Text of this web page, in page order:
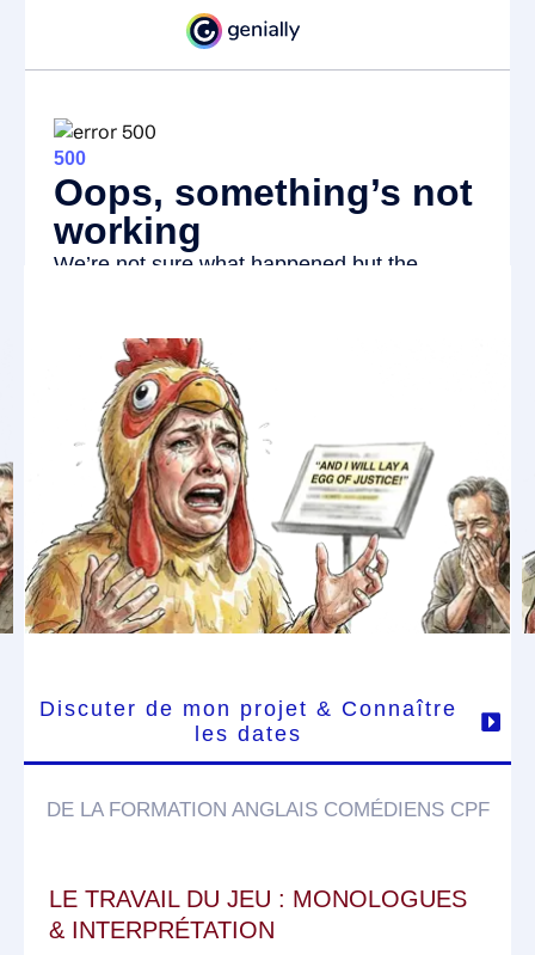
Discuter de mon projet & Connaître
les dates
DE LA FORMATION ANGLAIS COMÉDIENS CPF
LE TRAVAIL DU JEU : MONOLOGUES
& INTERPRÉTATION